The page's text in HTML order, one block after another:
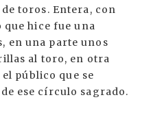
toros. Entera, con
hice fue una
en una parte unos
al toro, en otra
público que se
ese círculo sagrado.